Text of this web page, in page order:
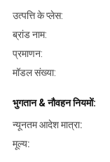
उत्पत्ति के प्लेस:
ब्रांड नाम:
प्रमाणन:
मॉडल संख्या:
भुगतान & नौवहन नियमों:
न्यूनतम आदेश मात्रा:
मूल्य: